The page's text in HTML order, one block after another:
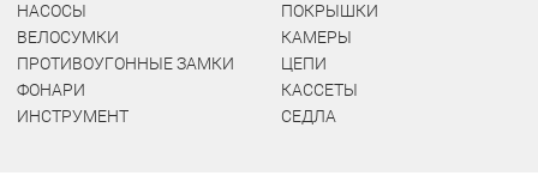
НАСОСЫ
ВЕЛОСУМКИ
ПРОТИВОУГОННЫЕ ЗАМКИ
ФОНАРИ
ИНСТРУМЕНТ
ПОКРЫШКИ
КАМЕРЫ
ЦЕПИ
КАССЕТЫ
СЕДЛА